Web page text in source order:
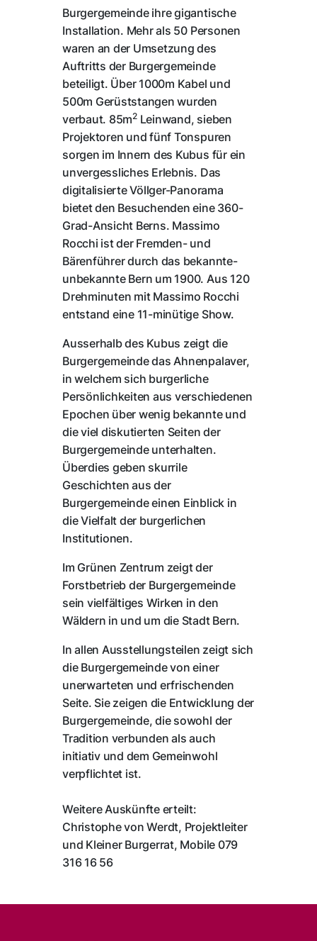
Burgergemeinde ihre gigantische
Installation. Mehr als 50 Personen
waren an der Umsetzung des
Auftritts der Burgergemeinde
beteiligt. Über 1000m Kabel und
500m Gerüststangen wurden
verbaut. 85m2Leinwand, sieben
Projektoren und fünf Tonspuren
sorgen im Innern des Kubus für ein
unvergessliches Erlebnis. Das
digitalisierte Völlger-Panorama
bietet den Besuchenden eine 360-
Grad-Ansicht Berns. Massimo
Rocchi ist der Fremden- und
Bärenführer durch das bekannte-
unbekannte Bern um 1900. Aus 120
Drehminuten mit Massimo Rocchi
entstand eine 11-minütige Show.
Ausserhalb des Kubus zeigt die
Burgergemeinde das Ahnenpalaver,
in welchem sich burgerliche
Persönlichkeiten aus verschiedenen
Epochen über wenig bekannte und
die viel diskutierten Seiten der
Burgergemeinde unterhalten.
Überdies geben skurrile
Geschichten aus der
Burgergemeinde einen Einblick in
die Vielfalt der burgerlichen
Institutionen.
Im Grünen Zentrum zeigt der
Forstbetrieb der Burgergemeinde
sein vielfältiges Wirken in den
Wäldern in und um die Stadt Bern.
In allen Ausstellungsteilen zeigt sich
die Burgergemeinde von einer
unerwarteten und erfrischenden
Seite. Sie zeigen die Entwicklung der
Burgergemeinde, die sowohl der
Tradition verbunden als auch
initiativ und dem Gemeinwohl
verpflichtet ist.
Weitere Auskünfte erteilt:
Christophe von Werdt, Projektleiter
und Kleiner Burgerrat, Mobile 079
316 16 56